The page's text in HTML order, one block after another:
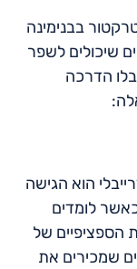
בבנימינה
שיכולים לשפר
הדרכה
הוא הגישה
לומדים
הספציפיים של
שמכירים את